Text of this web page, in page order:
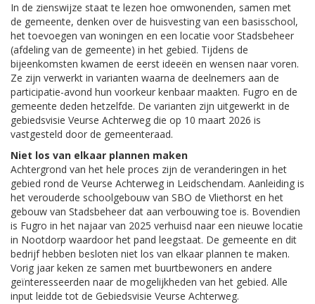
In de zienswijze staat te lezen hoe omwonenden, samen met
de gemeente, denken over de huisvesting van een basisschool,
het toevoegen van woningen en een locatie voor Stadsbeheer
(afdeling van de gemeente) in het gebied. Tijdens de
bijeenkomsten kwamen de eerst ideeën en wensen naar voren.
Ze zijn verwerkt in varianten waarna de deelnemers aan de
participatie-avond hun voorkeur kenbaar maakten. Fugro en de
gemeente deden hetzelfde. De varianten zijn uitgewerkt in de
gebiedsvisie Veurse Achterweg die op 10 maart 2026 is
vastgesteld door de gemeenteraad.
Niet los van elkaar plannen maken
Achtergrond van het hele proces zijn de veranderingen in het
gebied rond de Veurse Achterweg in Leidschendam. Aanleiding is
het verouderde schoolgebouw van SBO de Vliethorst en het
gebouw van Stadsbeheer dat aan verbouwing toe is. Bovendien
is Fugro in het najaar van 2025 verhuisd naar een nieuwe locatie
in Nootdorp waardoor het pand leegstaat. De gemeente en dit
bedrijf hebben besloten niet los van elkaar plannen te maken.
Vorig jaar keken ze samen met buurtbewoners en andere
geïnteresseerden naar de mogelijkheden van het gebied. Alle
input leidde tot de Gebiedsvisie Veurse Achterweg.